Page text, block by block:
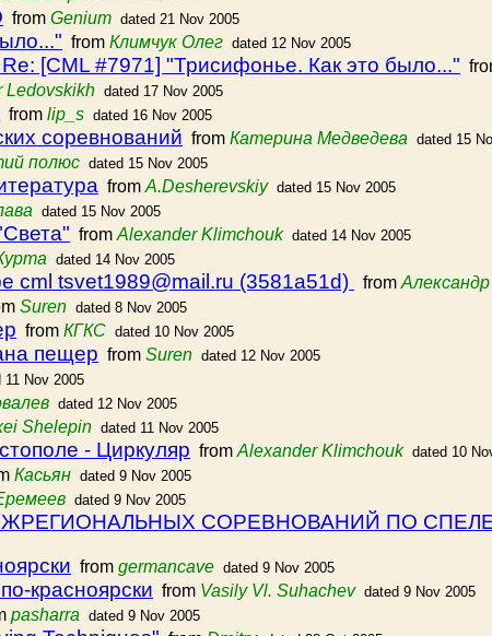
from Genium dated 21 Nov 2005
from Климчук Олег dated 12 Nov 2005
[CML #7971] "Трисифонье. Как это было..."
Ledovskikh dated 17 Nov 2005
from lip_s dated 16 Nov 2005
соревнований from Катерина Медведева dated 15
полюс dated 15 Nov 2005
from A.Desherevskiy dated 15 Nov 2005
dated 15 Nov 2005
from Alexander Klimchouk dated 14 Nov 2005
dated 14 Nov 2005
cml tsvet1989@mail.ru (3581a51d) from
Suren dated 8 Nov 2005
from КГКС dated 10 Nov 2005
пещер from Suren dated 12 Nov 2005
11 Nov 2005
dated 12 Nov 2005
Shelepin dated 11 Nov 2005
- Циркуляр from Alexander Klimchouk dated 10
Касьян dated 9 Nov 2005
dated 9 Nov 2005
СОРЕВНОВАНИЙ ПО
from germancave dated 9 Nov 2005
красноярски from Vasily Vl. Suhachev dated 9 Nov 2005
pasharra dated 9 Nov 2005